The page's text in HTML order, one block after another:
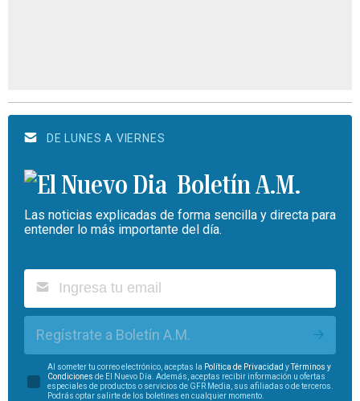
DE LUNES A VIERNES
Boletín A.M.
Las noticias explicadas de forma sencilla y directa para
entender lo más importante del día.
Regístrate a Boletín A.M.
Al someter tu correo electrónico, aceptas la Política de Privacidad yTérminos y
Condiciones de El Nuevo Día. Además, aceptas recibir información u ofertas
especiales de productos o servicios de GFR Media, sus afiliadas o de terceros.
Podrás optar salirte de los boletines en cualquier momento.